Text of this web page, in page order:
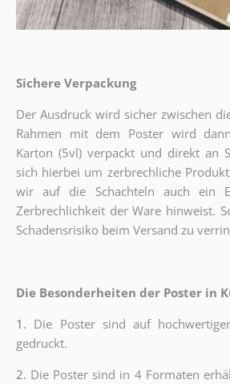
Sichere Verpackung
Der Ausdruck wird sicher zwischen
Rahmen mit dem Poster wird
Karton (5vl) verpackt und direkt an
sich hierbei um zerbrechliche
wir auf die Schachteln auch ein
Zerbrechlichkeit der Ware hinweist.
Schadensrisiko beim Versand zu
Die Besonderheiten der Poster in
1. Die Poster sind auf
gedruckt.
2. Die Poster sind in 4 Formaten